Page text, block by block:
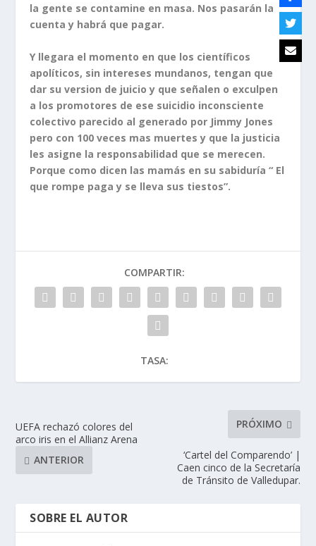
la gente se contamine en masa. Nos pasarán la
cuenta y habrá que pagar.
Y llegara el momento en que los científicos
apolíticos, sin intereses mundanos, tengan que
dar su version de juicio y que señalen o exculpen
a los promotores de ese suicidio inconsciente
colectivo parecido al generado por Jimmy Jones
pero con 100 veces mas muertes y que la justicia
les asigne la responsabilidad que se merecen.
Porque como dicen las mamás en su sabiduría “ El
que rompe paga y se lleva sus tiestos”.
COMPARTIR:
TASA:
UEFA rechazó colores del
arco iris en el Allianz Arena
ANTERIOR
PRÓXIMO
‘Cartel del Comparendo’ |
Caen cinco de la Secretaría
de Tránsito de Valledupar.
SOBRE EL AUTOR